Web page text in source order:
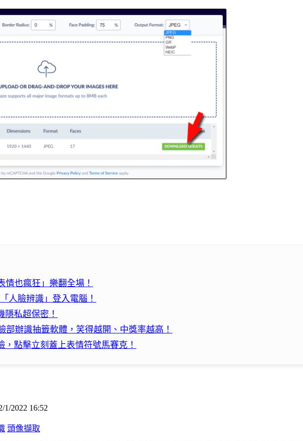
也瘋狂」樂翻全場！
人臉辨識」登入電腦！
隱私超保密！
部辦識抽籤軟體，笑得越開、中獎率越高！
，點擊立刻蓋上表情符號馬賽克！
1/2022 16:52
頭像擷取